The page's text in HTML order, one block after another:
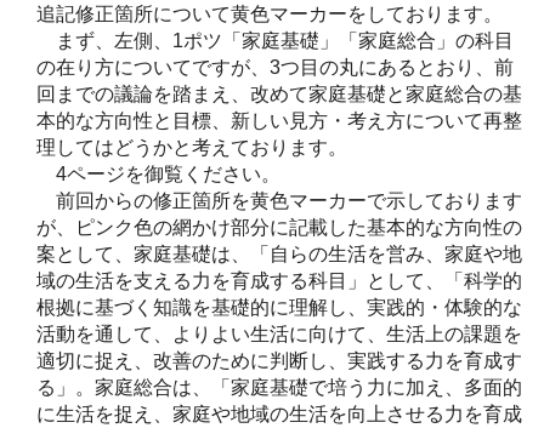
追記修正箇所について黄色マーカーをしております。
まず、左側、1ポツ「家庭基礎」「家庭総合」の科目
の在り方についてですが、3つ目の丸にあるとおり、前
回までの議論を踏まえ、改めて家庭基礎と家庭総合の基
本的な方向性と目標、新しい見方・考え方について再整
理してはどうかと考えております。
4ページを御覧ください。
前回からの修正箇所を黄色マーカーで示しております
が、ピンク色の網かけ部分に記載した基本的な方向性の
案として、家庭基礎は、「自らの生活を営み、家庭や地
域の生活を支える力を育成する科目」として、「科学的
根拠に基づく知識を基礎的に理解し、実践的・体験的な
活動を通して、よりよい生活に向けて、生活上の課題を
適切に捉え、改善のために判断し、実践する力を育成す
る」。家庭総合は、「家庭基礎で培う力に加え、多面的
に生活を捉え、家庭や地域の生活を向上させる力を育成